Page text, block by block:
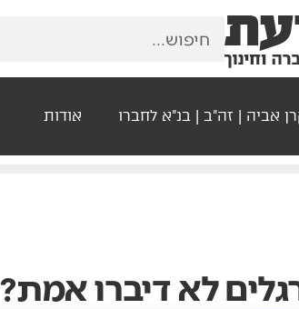
אביה | זה"ב | בנ"א לחברו אודות
לא דיברו אמת?